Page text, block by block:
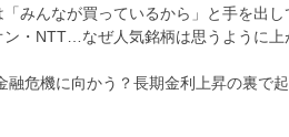
みんなが買っているから」と手を出し
ン・NTT…なぜ人気銘柄は思うように
融危機に向かう？長期金利上昇の裏で